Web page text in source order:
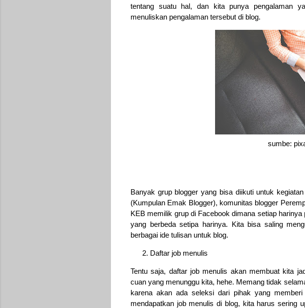
tentang suatu hal, dan kita punya pengalaman
menuliskan pengalaman tersebut di blog.
sumbe:
Banyak grup blogger yang bisa diikuti untuk
(Kumpulan Emak Blogger), komunitas blogger
KEB memilik grup di Facebook dimana setiap
yang berbeda setipa harinya. Kita bisa saling
berbagai ide tulisan untuk blog.
Daftar job menulis
Tentu saja, daftar job menulis akan membuat kita
cuan yang menunggu kita, hehe. Memang tidak
karena akan ada seleksi dari pihak yang
mendapatkan job menulis di blog, kita harus sering